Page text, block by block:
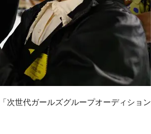
次世代ガールズグループオーディション